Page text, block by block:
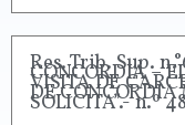
Res. Trib. Sup.
CONCORDIA –
VISITA DE
DE CONCORDIA
SOLICITA”.- n.º